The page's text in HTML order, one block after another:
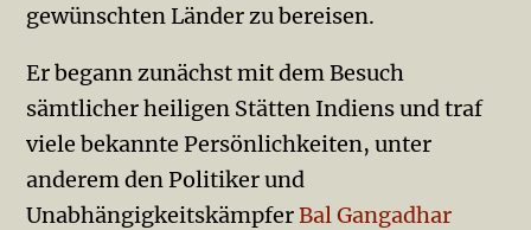
gewünschten Länder zu bereisen.
Er begann zunächst mit dem Besuch
sämtlicher heiligen Stätten Indiens und traf
viele bekannte Persönlichkeiten, unter
anderem den Politiker und
UnabhängigkeitskämpferBal Gangadhar